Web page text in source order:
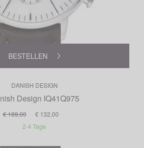
BESTELLEN
DANISH DESIGN
Design IQ41Q975
€ 189,00
€ 132,00
2-4 Tage